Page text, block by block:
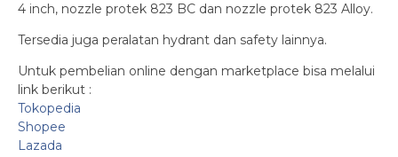
4 inch, nozzle protek 823 BC dan nozzle protek 823 Alloy.
Tersedia juga peralatan hydrant dan safety lainnya.
Untuk pembelian online dengan marketplace bisa melalui
link berikut :
Tokopedia
Shopee
Lazada